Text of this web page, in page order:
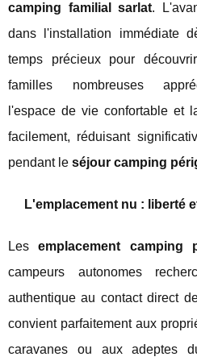
camping familial sarlat.
dans l'installation immédiate
temps précieux pour
familles nombreuses
l'espace de vie confortable et
facilement, réduisant
pendant le séjour camping
L'emplacement nu : liberté
Lesemplacement camping
campeurs autonomes
authentique au contact direct
convient parfaitement aux
caravanes ou aux adeptes